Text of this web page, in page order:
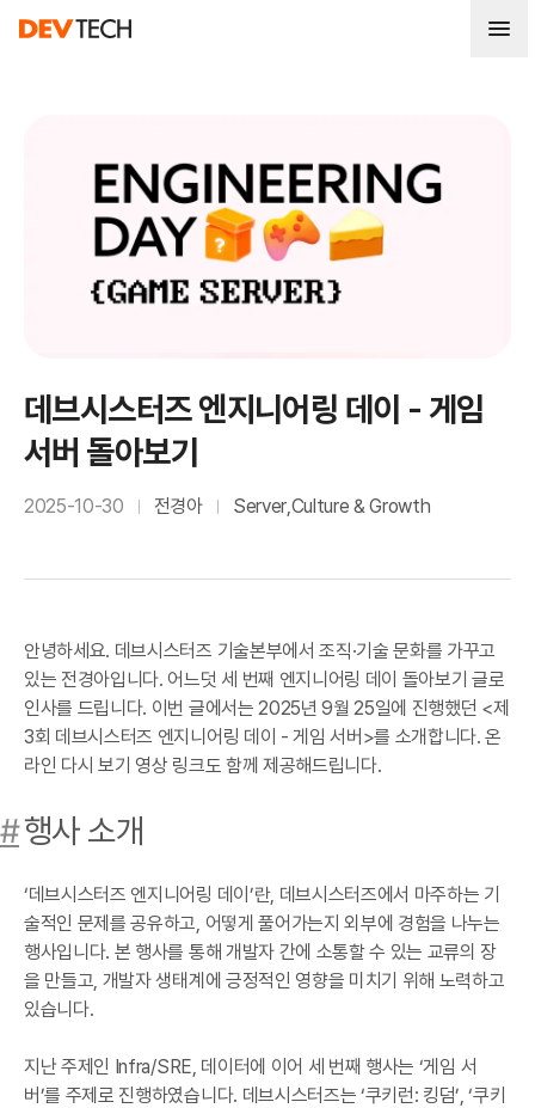
데브시스터즈 엔지니어링 데이 - 게임
서버 돌아보기
2025-10-30 전경아 Server,Culture & Growth
안녕하세요. 데브시스터즈 기술본부에서 조직·기술 문화를 가꾸고
있는 전경아입니다. 어느덧 세 번째 엔지니어링 데이 돌아보기 글로
인사를 드립니다. 이번 글에서는 2025년 9월 25일에 진행했던 <제
3회 데브시스터즈 엔지니어링 데이 - 게임 서버>를 소개합니다. 온
라인 다시 보기 영상 링크도 함께 제공해드립니다.
#행사 소개
‘데브시스터즈 엔지니어링 데이’란, 데브시스터즈에서 마주하는 기
술적인 문제를 공유하고, 어떻게 풀어가는지 외부에 경험을 나누는
행사입니다. 본 행사를 통해 개발자 간에 소통할 수 있는 교류의 장
을 만들고, 개발자 생태계에 긍정적인 영향을 미치기 위해 노력하고
있습니다.
지난 주제인 Infra/SRE, 데이터에 이어 세 번째 행사는 ‘게임 서
버’를 주제로 진행하였습니다. 데브시스터즈는 ‘쿠키런: 킹덤’, ‘쿠키